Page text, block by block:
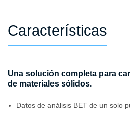
Características
Una solución completa para
de materiales sólidos.
Datos de análisis BET de un solo